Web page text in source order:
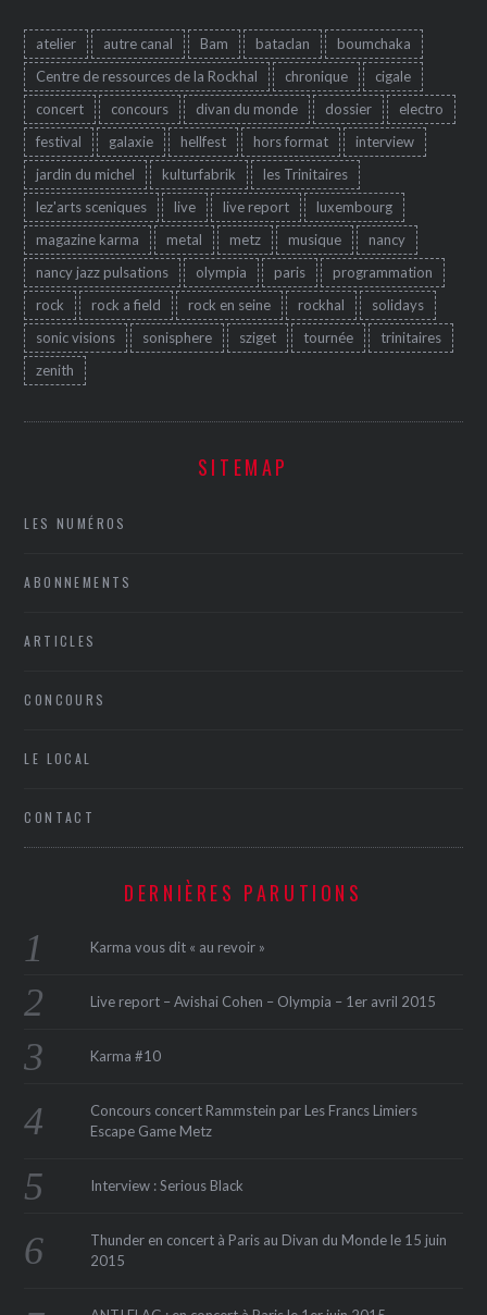
atelier autre canal Bam bataclan
boumchaka
Centre de ressources de la Rockhal
chronique
cigale
concert
concours divan du monde dossier
electro
festival
galaxie hellfest hors format
interview
jardin du michel
kulturfabrik
les Trinitaires
lez'arts sceniques
live live report
luxembourg
magazine karma
metal metz musique
nancy
nancy jazz pulsations
olympia paris
programmation
rock
rock a field rock en seine rockhal
solidays
sonic visions
sonisphere sziget tournée
trinitaires
zenith
SITEMAP
LES NUMÉROS
ABONNEMENTS
ARTICLES
CONCOURS
LE LOCAL
CONTACT
DERNIÈRES PARUTIONS
Karma vous dit « au revoir »
Live report – Avishai Cohen – Olympia – 1er avril 2015
Karma #10
Concours concert Rammstein par Les Francs Limiers
Escape Game Metz
Interview : Serious Black
Thunder en concert à Paris au Divan du Monde le 15 juin
2015